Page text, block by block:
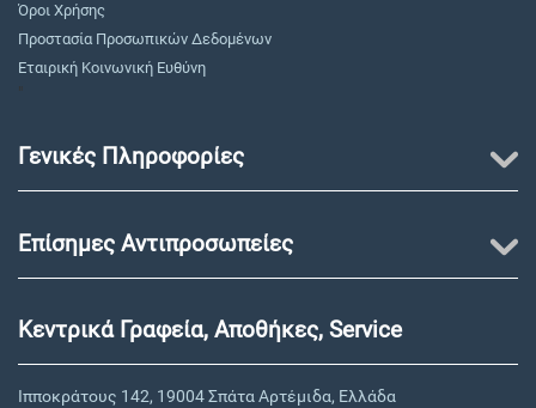
Όροι Χρήσης
Προστασία Προσωπικών Δεδομένων
Εταιρική Κοινωνική Ευθύνη
"
Γενικές Πληροφορίες
Επίσημες Αντιπροσωπείες
Κεντρικά Γραφεία, Αποθήκες, Service
Ιπποκράτους 142, 19004 Σπάτα Αρτέμιδα, Ελλάδα